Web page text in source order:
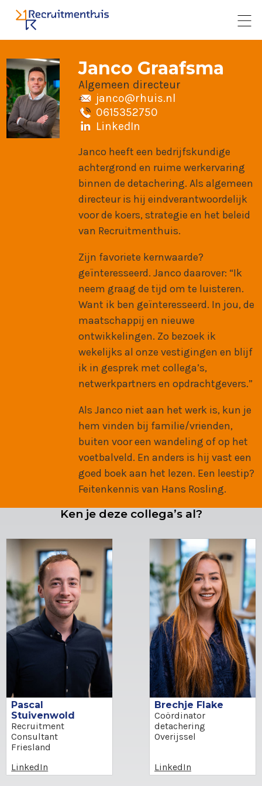
Janco Graafsma
Algemeen directeur
janco@rhuis.nl
0615352750
LinkedIn
Janco heeft een bedrijfskundige
achtergrond en ruime werkervaring
binnen de detachering. Als algemeen
directeur is hij eindverantwoordelijk
voor de koers, strategie en het beleid
van Recruitmenthuis.
Zijn favoriete kernwaarde?
geïnteresseerd. Janco daarover: “Ik
neem graag de tijd om te luisteren.
Want ik ben geïnteresseerd. In jou, de
maatschappij en nieuwe
ontwikkelingen. Zo bezoek ik
wekelijks al onze vestigingen en blijf
ik in gesprek met collega’s,
netwerkpartners en opdrachtgevers.”
Als Janco niet aan het werk is, kun je
hem vinden bij familie/vrienden,
buiten voor een wandeling of op het
voetbalveld. En anders is hij vast een
goed boek aan het lezen. Een leestip?
Feitenkennis van Hans Rosling.
Ken je deze collega’s al?
Pascal
Stuivenwold
Recruitment
Consultant
Friesland
LinkedIn
Brechje Flake
Coördinator
detachering
Overijssel
LinkedIn